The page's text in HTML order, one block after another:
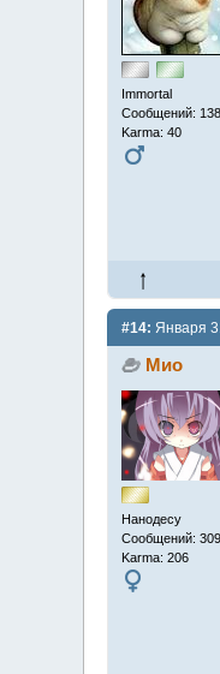
Immortal
Сообщений:
Karma: 40
#14: Января
Мио
Нанодесу
Сообщений: 309
Karma: 206